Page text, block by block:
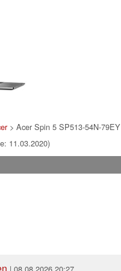
> Acer Spin 5 SP513-54N-79EY
11.03.2020)